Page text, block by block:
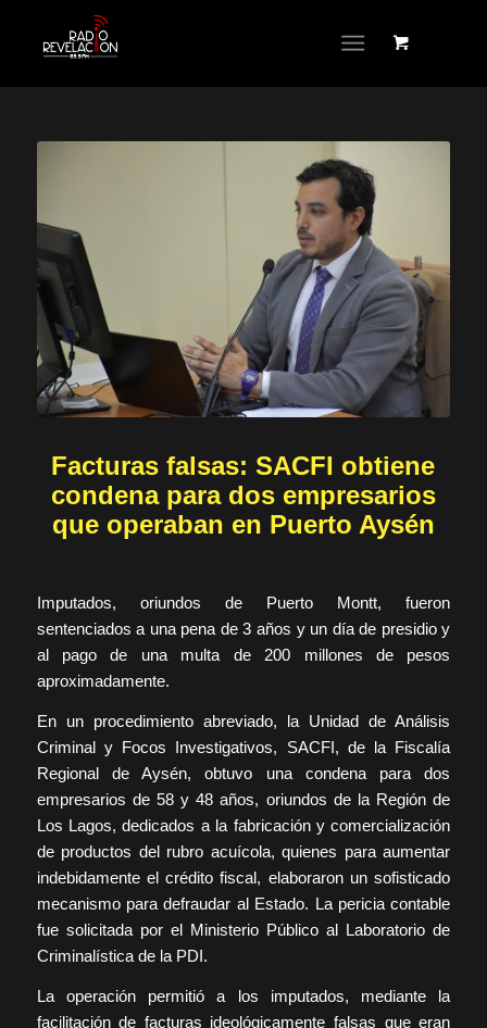
Facturas falsas: SACFI obtiene
condena para dos empresarios
que operaban en Puerto Aysén
Imputados, oriundos de Puerto Montt, fueron
sentenciados a una pena de 3 años y un día de presidio y
al pago de una multa de 200 millones de pesos
aproximadamente.
En un procedimiento abreviado, la Unidad de Análisis
Criminal y Focos Investigativos, SACFI, de la Fiscalía
Regional de Aysén, obtuvo una condena para dos
empresarios de 58 y 48 años, oriundos de la Región de
Los Lagos, dedicados a la fabricación y comercialización
de productos del rubro acuícola, quienes para aumentar
indebidamente el crédito fiscal, elaboraron un sofisticado
mecanismo para defraudar al Estado. La pericia contable
fue solicitada por el Ministerio Público al Laboratorio de
Criminalística de la PDI.
La operación permitió a los imputados, mediante la
facilitación de facturas ideológicamente falsas que eran